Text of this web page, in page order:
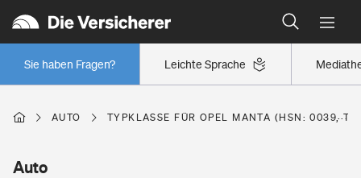
Leichte Sprache
Sie haben Fragen?
Wer versichert was: Jetzt Versicherer finden
Regionalklassen: So ist Ihre Region eingestuft
Wer versichert was: Jetzt Versicherer finden
AUTO TYPKLASSE FÜR OPEL MANTA (HSN: 0039,
Auto